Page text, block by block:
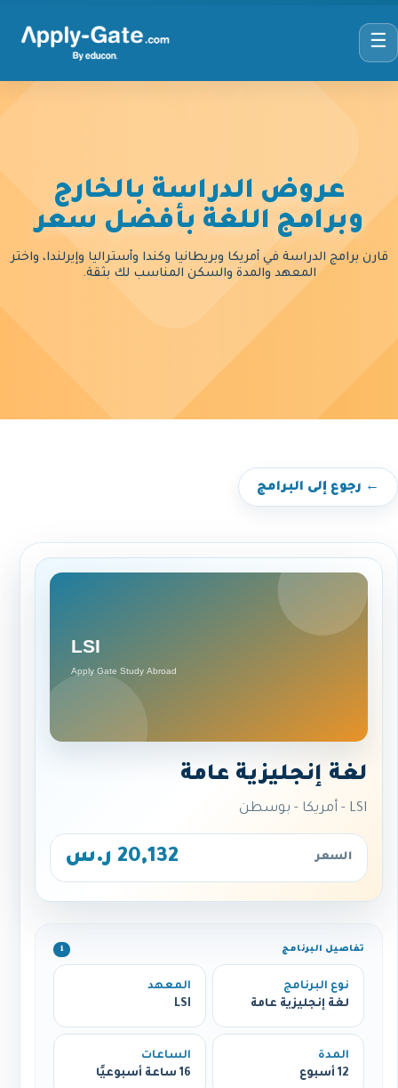
☰
عروض الدراسة بالخارج
وبرامج اللغة بأفضل سعر
قارن برامج الدراسة في أمريكا وبريطانيا وكندا وأستراليا وإيرلندا، واختر
المعهد والمدة والسكن المناسب لك بثقة.
← رجوع إلى البرامج
لغة إنجليزية عامة
LSI - أمريكا - بوسطن
السعر 20,132 ر.س
تفاصيل البرنامج ℹ️
نوع البرنامج
لغة إنجليزية عامة
المعهد
LSI
المدة
12 أسبوع
الساعات
16 ساعة أسبوعيًا